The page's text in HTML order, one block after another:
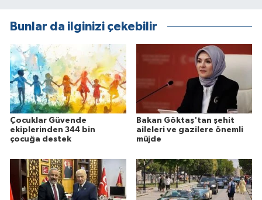
Bunlar da ilginizi çekebilir
Çocuklar Güvende
ekiplerinden 344 bin
çocuğa destek
Bakan Göktaş'tan şehit
aileleri ve gazilere önemli
müjde